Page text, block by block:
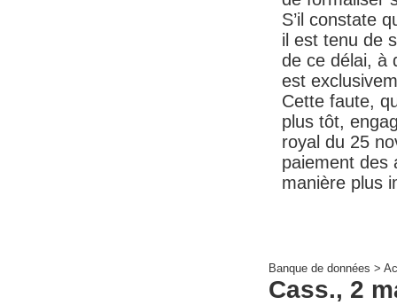
S’il constate
il est tenu de
de ce délai, à
est
Cette faute,
plus tôt,
royal du 25
paiement des
manière plus
Banque de données >
Cass., 2